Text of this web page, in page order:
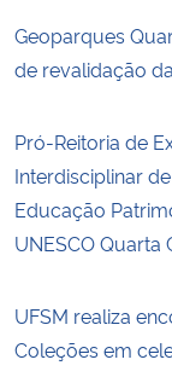
Geoparques
de revalidação
Pró-Reitoria de
Interdisciplinar
Educação
UNESCO Quarta
UFSM realiza
Coleções em